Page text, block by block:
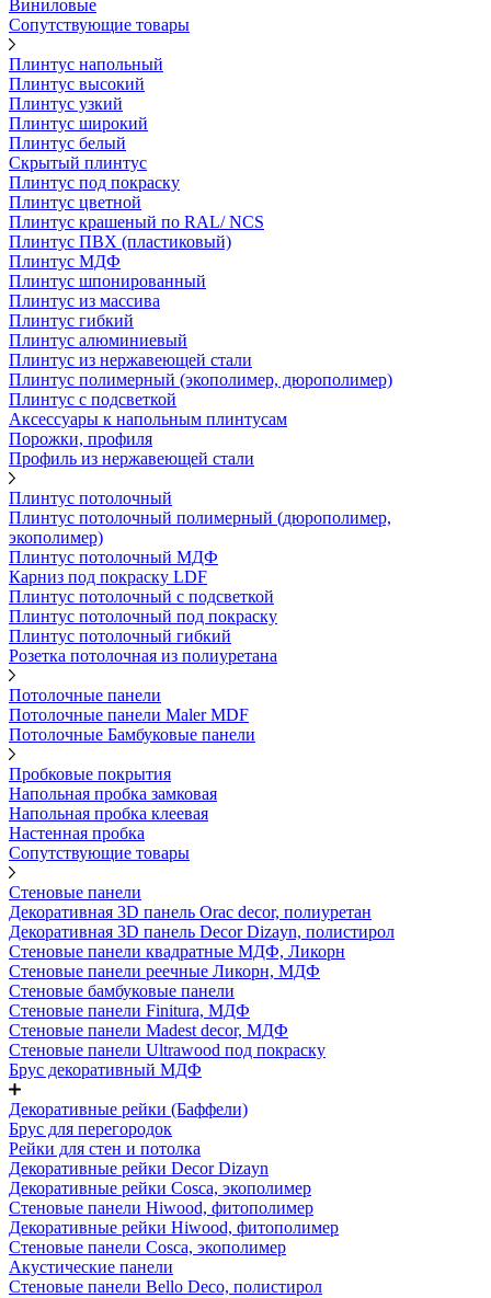
Виниловые
Сопутствующие товары
Плинтус напольный
Плинтус высокий
Плинтус узкий
Плинтус широкий
Плинтус белый
Скрытый плинтус
Плинтус под покраску
Плинтус цветной
Плинтус крашеный по RAL/ NCS
Плинтус ПВХ (пластиковый)
Плинтус МДФ
Плинтус шпонированный
Плинтус из массива
Плинтус гибкий
Плинтус алюминиевый
Плинтус из нержавеющей стали
Плинтус полимерный (экополимер, дюрополимер)
Плинтус с подсветкой
Аксессуары к напольным плинтусам
Порожки, профиля
Профиль из нержавеющей стали
Плинтус потолочный
Плинтус потолочный полимерный (дюрополимер,
экополимер)
Плинтус потолочный МДФ
Карниз под покраску LDF
Плинтус потолочный с подсветкой
Плинтус потолочный под покраску
Плинтус потолочный гибкий
Розетка потолочная из полиуретана
Потолочные панели
Потолочные панели Maler MDF
Потолочные Бамбуковые панели
Пробковые покрытия
Напольная пробка замковая
Напольная пробка клеевая
Настенная пробка
Сопутствующие товары
Стеновые панели
Декоративная 3D панель Orac decor, полиуретан
Декоративная 3D панель Decor Dizayn, полистирол
Стеновые панели квадратные МДФ, Ликорн
Стеновые панели реечные Ликорн, МДФ
Стеновые бамбуковые панели
Стеновые панели Finitura, МДФ
Стеновые панели Madest decor, МДФ
Стеновые панели Ultrawood под покраску
Брус декоративный МДФ
Декоративные рейки (Баффели)
Брус для перегородок
Рейки для стен и потолка
Декоративные рейки Decor Dizayn
Декоративные рейки Cosca, экополимер
Стеновые панели Hiwood, фитополимер
Декоративные рейки Hiwood, фитополимер
Стеновые панели Cosca, экополимер
Акустические панели
Стеновые панели Bello Deco, полистирол